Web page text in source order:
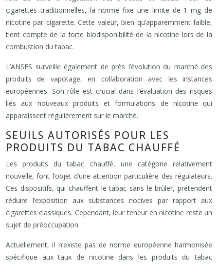
cigarettes traditionnelles, la norme fixe une limite de 1 mg de
nicotine par cigarette. Cette valeur, bien qu’apparemment faible,
tient compte de la forte biodisponibilité de la nicotine lors de la
combustion du tabac.
L’ANSES surveille également de près l’évolution du marché des
produits de vapotage, en collaboration avec les instances
européennes. Son rôle est crucial dans l’évaluation des risques
liés aux nouveaux produits et formulations de nicotine qui
apparaissent régulièrement sur le marché.
SEUILS AUTORISÉS POUR LES
PRODUITS DU TABAC CHAUFFÉ
Les produits du tabac chauffé, une catégorie relativement
nouvelle, font l’objet d’une attention particulière des régulateurs.
Ces dispositifs, qui chauffent le tabac sans le brûler, prétendent
réduire l’exposition aux substances nocives par rapport aux
cigarettes classiques. Cependant, leur teneur en nicotine reste un
sujet de préoccupation.
Actuellement, il n’existe pas de norme européenne harmonisée
spécifique aux taux de nicotine dans les produits du tabac